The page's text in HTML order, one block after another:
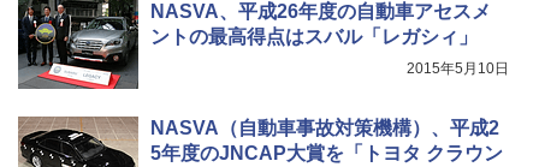
NASVA、平成26年度の自動車アセスメ
ントの最高得点はスバル「レガシィ」
2015年5月10日
NASVA（自動車事故対策機構）、平成2
5年度のJNCAP大賞を「トヨタ クラウン